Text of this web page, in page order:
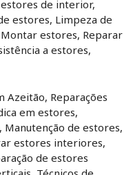
de interior,
estores, Limpeza de
estores, Reparar
a estores,
Azeitão, Reparações
em estores,
Manutenção de estores,
estores interiores,
de estores